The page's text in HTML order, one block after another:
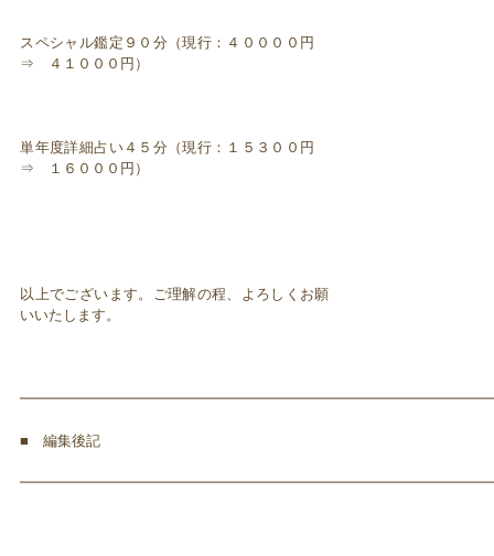
スペシャル鑑定９０分（現行：４００００円
⇒ ４１０００円）
単年度詳細占い４５分（現行：１５３００円
⇒ １６０００円）
以上でございます。ご理解の程、よろしくお願
いいたします。
■ 編集後記